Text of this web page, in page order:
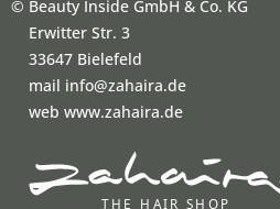
© Beauty Inside GmbH & Co. KG
Erwitter Str. 3
33647 Bielefeld
mail info@zahaira.de
web www.zahaira.de